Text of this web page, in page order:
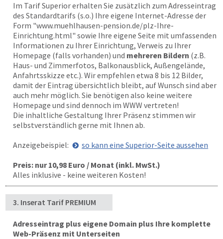
Im Tarif Superior erhalten Sie zusätzlich zum Adresseintrag
des Standardtarifs (s.o.) Ihre eigene Internet-Adresse der
Form "www.muehlhausen-pension.de/plz-Ihre-
Einrichtung.html" sowie Ihre eigene Seite mit umfassenden
Informationen zu Ihrer Einrichtung, Verweis zu Ihrer
Homepage (falls vorhanden) und mehreren Bildern (z.B.
Haus- und Zimmerfotos, Balkonausblick, Außengelände,
Anfahrtsskizze etc.). Wir empfehlen etwa 8 bis 12 Bilder,
damit der Eintrag übersichtlich bleibt, auf Wunsch sind aber
auch mehr möglich. Sie benötigen also keine weitere
Homepage und sind dennoch im WWW vertreten!
Die inhaltliche Gestaltung Ihrer Präsenz stimmen wir
selbstverständlich gerne mit Ihnen ab.
Anzeigebeispiel:
so kann eine Superior-Seite aussehen
Preis: nur 10,98 Euro / Monat (inkl. MwSt.)
Alles inklusive - keine weiteren Kosten!
3. Inserat Tarif PREMIUM
Adresseintrag plus eigene Domain plus Ihre komplette
Web-Präsenz mit Unterseiten